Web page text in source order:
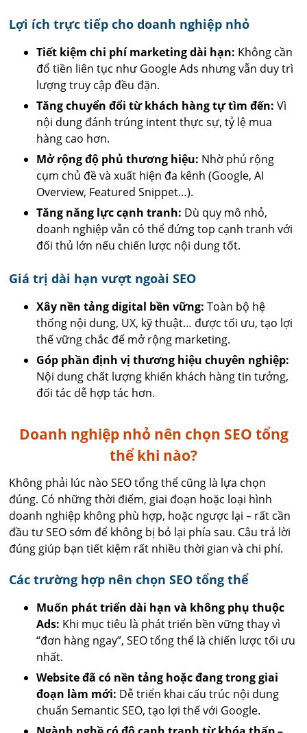
Lợi ích trực tiếp cho doanh nghiệp nhỏ
Tiết kiệm chi phí marketing dài hạn: Không cần
đổ tiền liên tục như Google Ads nhưng vẫn duy trì
lượng truy cập đều đặn.
Tăng chuyển đổi từ khách hàng tự tìm đến: Vì
nội dung đánh trúng intent thực sự, tỷ lệ mua
hàng cao hơn.
Mở rộng độ phủ thương hiệu: Nhờ phủ rộng
cụm chủ đề và xuất hiện đa kênh (Google, AI
Overview, Featured Snippet…).
Tăng năng lực cạnh tranh: Dù quy mô nhỏ,
doanh nghiệp vẫn có thể đứng top cạnh tranh với
đối thủ lớn nếu chiến lược nội dung tốt.
Giá trị dài hạn vượt ngoài SEO
Xây nền tảng digital bền vững: Toàn bộ hệ
thống nội dung, UX, kỹ thuật… được tối ưu, tạo lợi
thế vững chắc để mở rộng marketing.
Góp phần định vị thương hiệu chuyên nghiệp:
Nội dung chất lượng khiến khách hàng tin tưởng,
đối tác dễ hợp tác hơn.
Doanh nghiệp nhỏ nên chọn SEO tổng
thể khi nào?
Không phải lúc nào SEO tổng thể cũng là lựa chọn
đúng. Có những thời điểm, giai đoạn hoặc loại hình
doanh nghiệp không phù hợp, hoặc ngược lại – rất cần
đầu tư SEO sớm để không bị bỏ lại phía sau. Câu trả lời
đúng giúp bạn tiết kiệm rất nhiều thời gian và chi phí.
Các trường hợp nên chọn SEO tổng thể
Muốn phát triển dài hạn và không phụ thuộc
Ads: Khi mục tiêu là phát triển bền vững thay vì
“đơn hàng ngay”, SEO tổng thể là chiến lược tối ưu
nhất.
Website đã có nền tảng hoặc đang trong giai
đoạn làm mới: Dễ triển khai cấu trúc nội dung
chuẩn Semantic SEO, tạo lợi thế với Google.